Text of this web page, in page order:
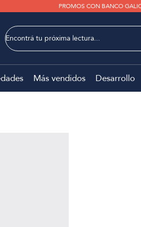
PROMOS CON BANCO
Más vendidos Desarrollo